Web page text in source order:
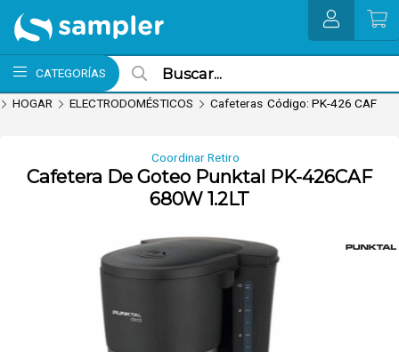
Enviar a email
CATEGORÍAS
MI COMPRA
HOGAR ELECTRODOMÉSTICOS Cafeteras Código: PK-426 CAF
Coordinar Retiro
Cafetera De Goteo Punktal PK-426CAF
680W 1.2LT